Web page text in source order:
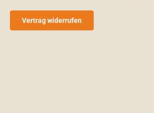
Vertrag widerrufen